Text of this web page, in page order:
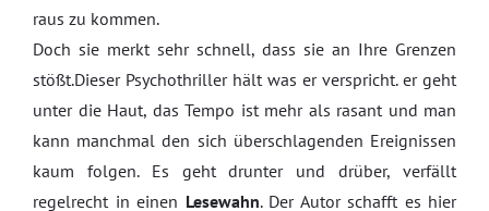
raus zu kommen.
Doch sie merkt sehr schnell, dass sie an Ihre Grenzen
stößt.Dieser Psychothriller hält was er verspricht. er geht
unter die Haut, das Tempo ist mehr als rasant und man
kann manchmal den sich überschlagenden Ereignissen
kaum folgen. Es geht drunter und drüber, verfällt
regelrecht in einen Lesewahn. Der Autor schafft es hier